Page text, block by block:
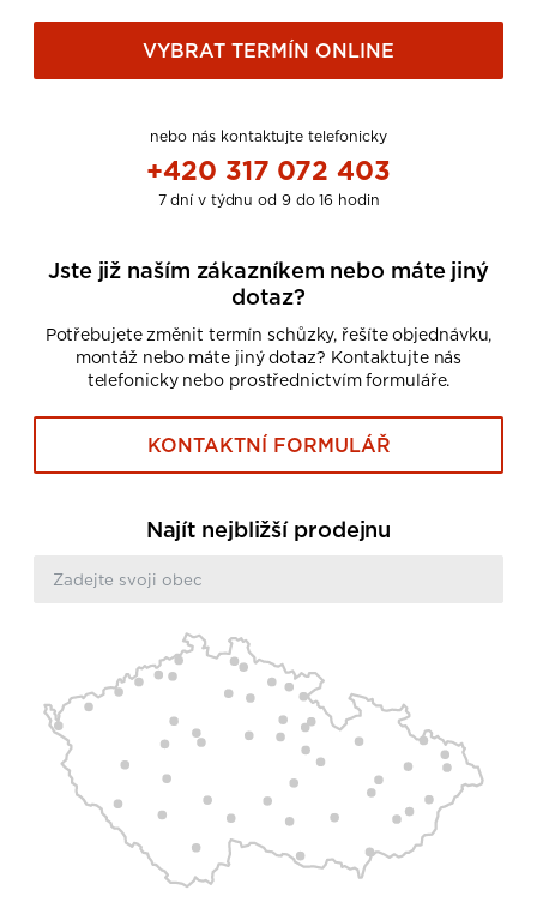
VYBRAT TERMÍN ONLINE
nebo nás kontaktujte telefonicky
+420 317 072 403
7 dní v týdnu od 9 do 16 hodin
Jste již naším zákazníkem nebo máte jiný
dotaz?
Potřebujete změnit termín schůzky, řešíte objednávku,
montáž nebo máte jiný dotaz? Kontaktujte nás
telefonicky nebo prostřednictvím formuláře.
KONTAKTNÍ FORMULÁŘ
Najít nejbližší prodejnu